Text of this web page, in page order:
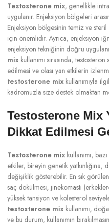
Testosterone mix, genellikle
uygulanır. Enjeksiyon bölgeleri
Enjeksiyon bölgesinin temiz ve
için önemlidir. Ayrıca, enjeksiyon
enjeksiyon tekniğinin doğru
mix kullanımı sırasında,
edilmesi ve olası yan etkilerin
testosterone mix kullanımıyla
kadromuzla size destek olmaktan
Testosterone Mix
Dikkat Edilmesi
Testosterone mix kullanımı,
etkiler, bireyin genetik
değişiklik gösterebilir. En sık
saç dökülmesi, jinekomasti
yüksek tansiyon ve kolesterol
testosterone mix kullanımı,
ve bu durum, kullanımın